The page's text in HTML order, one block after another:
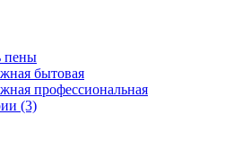
пены
бытовая
профессиональная
(3)